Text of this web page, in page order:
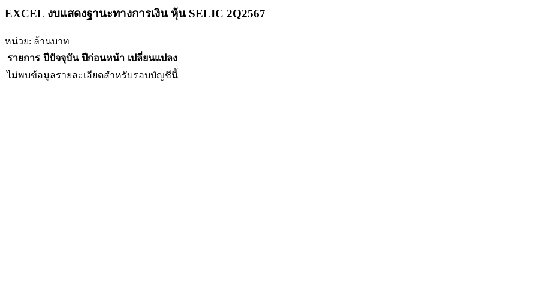
EXCEL งบแสดงฐานะทางการเงิน หุ้น SELIC 2Q2567
หน่วย: ล้านบาท
รายการ ปีปัจจุบัน ปีก่อนหน้า เปลี่ยนแปลง
ไม่พบข้อมูลรายละเอียดสำหรับรอบบัญชีนี้